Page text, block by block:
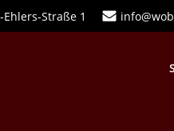
Straße 1